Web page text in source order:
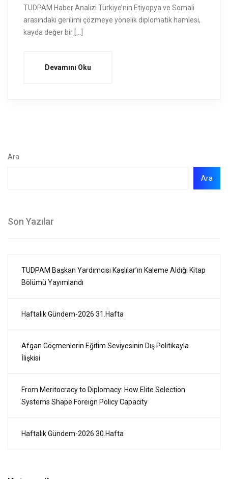
TUDPAM Haber Analizi Türkiye’nin Etiyopya ve Somali
arasındaki gerilimi çözmeye yönelik diplomatik hamlesi,
kayda değer bir […]
Devamını Oku
Ara
Ara
Son Yazılar
TUDPAM Başkan Yardımcısı Kaşlılar’ın Kaleme Aldığı Kitap
Bölümü Yayımlandı
Haftalık Gündem-2026 31.Hafta
Afgan Göçmenlerin Eğitim Seviyesinin Dış Politikayla
İlişkisi
From Meritocracy to Diplomacy: How Elite Selection
Systems Shape Foreign Policy Capacity
Haftalık Gündem-2026 30.Hafta